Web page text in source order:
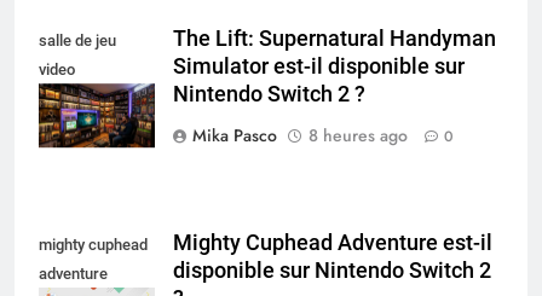
salle de jeu
video
collectionneur
The Lift: Supernatural Handyman
Simulator est-il disponible sur
Nintendo Switch 2 ?
Mika Pasco
8 heures ago 0
mighty cuphead
adventure
Mighty Cuphead Adventure est-il
disponible sur Nintendo Switch 2